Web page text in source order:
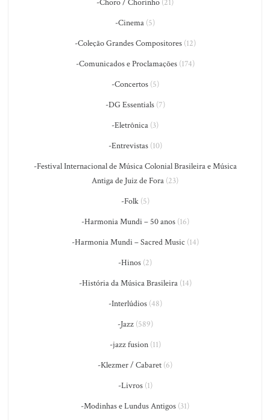
-Choro / Chorinho (21)
-Cinema (5)
-Coleção Grandes Compositores(12)
-Comunicados e Proclamações(174)
-Concertos(5)
-DG Essentials(7)
-Eletrônica (3)
-Entrevistas(10)
-Festival Internacional de Música Colonial Brasileira e Música
Antiga de Juiz de Fora (23)
-Folk(5)
-Harmonia Mundi – 50 anos(16)
-Harmonia Mundi – Sacred Music (14)
-Hinos (2)
-História da Música Brasileira(14)
-Interlúdios(48)
-Jazz(589)
-jazz fusion(11)
-Klezmer / Cabaret (6)
-Livros(1)
-Modinhas e Lundus Antigos (31)